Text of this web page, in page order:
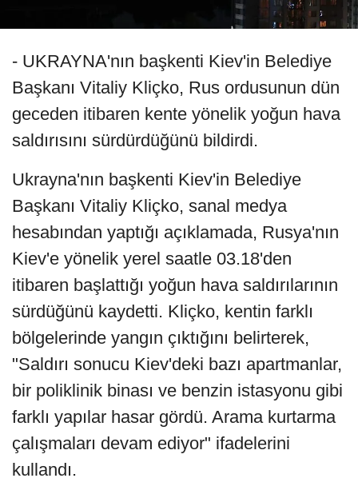
- UKRAYNA'nın başkenti Kiev'in Belediye
Başkanı Vitaliy Kliçko, Rus ordusunun dün
geceden itibaren kente yönelik yoğun hava
saldırısını sürdürdüğünü bildirdi.
Ukrayna'nın başkenti Kiev'in Belediye
Başkanı Vitaliy Kliçko, sanal medya
hesabından yaptığı açıklamada, Rusya'nın
Kiev'e yönelik yerel saatle 03.18'den
itibaren başlattığı yoğun hava saldırılarının
sürdüğünü kaydetti. Kliçko, kentin farklı
bölgelerinde yangın çıktığını belirterek,
"Saldırı sonucu Kiev'deki bazı apartmanlar,
bir poliklinik binası ve benzin istasyonu gibi
farklı yapılar hasar gördü. Arama kurtarma
çalışmaları devam ediyor" ifadelerini
kullandı.